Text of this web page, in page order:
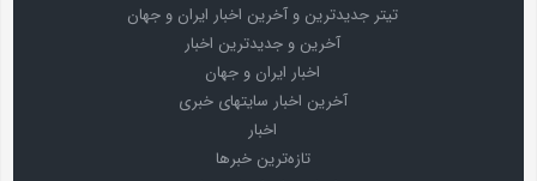
تیتر جدیدترین و آخرین اخبار ایران و جهان
آخرین و جدیدترین اخبار
اخبار ایران و جهان
آخرین اخبار سایتهای خبری
اخبار
تازه‌ترین خبرها